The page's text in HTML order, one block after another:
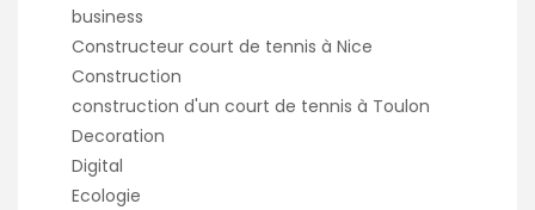
business
Constructeur court de tennis à Nice
Construction
construction d'un court de tennis à Toulon
Decoration
Digital
Ecologie